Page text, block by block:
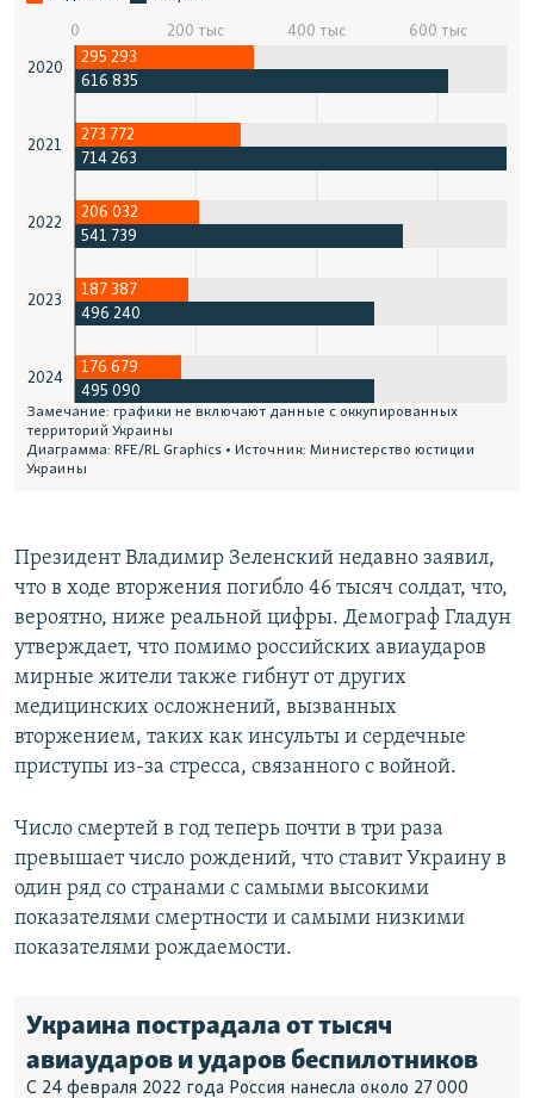
Президент Владимир Зеленский недавно заявил,
что в ходе вторжения погибло 46 тысяч солдат, что,
вероятно, ниже реальной цифры. Демограф Гладун
утверждает, что помимо российских авиаударов
мирные жители также гибнут от других
медицинских осложнений, вызванных
вторжением, таких как инсульты и сердечные
приступы из-за стресса, связанного с войной.
Число смертей в год теперь почти в три раза
превышает число рождений, что ставит Украину в
один ряд со странами с самыми высокими
показателями смертности и самыми низкими
показателями рождаемости.